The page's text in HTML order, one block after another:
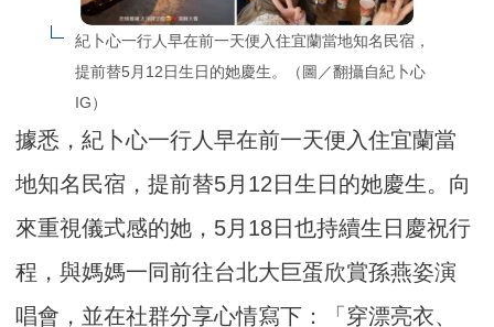
紀卜心一行人早在前一天便入住宜蘭當地知名民宿，
提前替5月12日生日的她慶生。（圖／翻攝自紀卜心
IG）
據悉，紀卜心一行人早在前一天便入住宜蘭當
地知名民宿，提前替5月12日生日的她慶生。向
來重視儀式感的她，5月18日也持續生日慶祝行
程，與媽媽一同前往台北大巨蛋欣賞孫燕姿演
唱會，並在社群分享心情寫下：「穿漂亮衣、